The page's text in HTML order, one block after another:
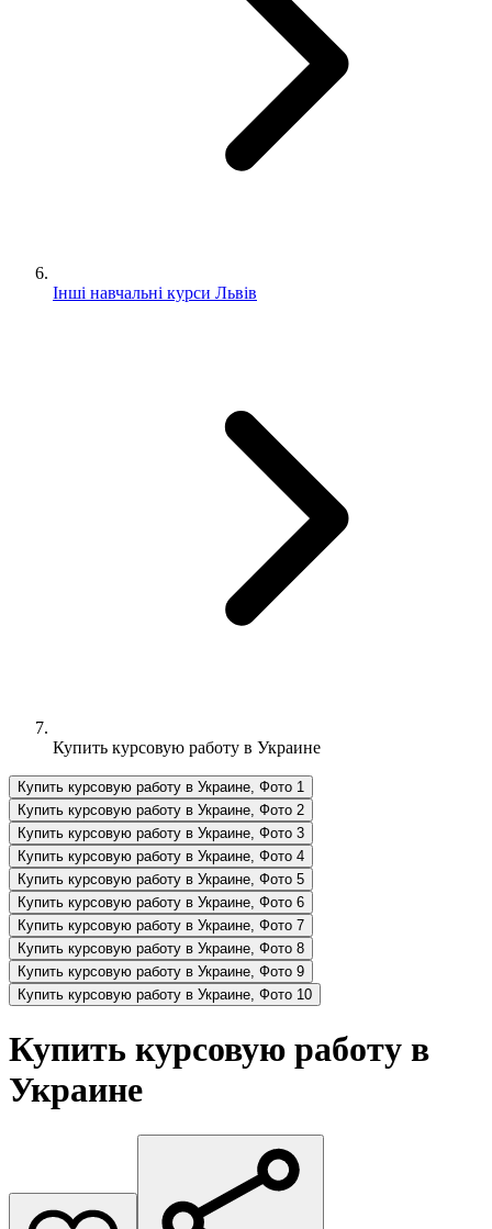
Інші навчальні курси Львiв
Купить курсовую работу в Украине
Купить курсовую работу в Украине, Фото 1
Купить курсовую работу в Украине, Фото 2
Купить курсовую работу в Украине, Фото 3
Купить курсовую работу в Украине, Фото 4
Купить курсовую работу в Украине, Фото 5
Купить курсовую работу в Украине, Фото 6
Купить курсовую работу в Украине, Фото 7
Купить курсовую работу в Украине, Фото 8
Купить курсовую работу в Украине, Фото 9
Купить курсовую работу в Украине, Фото 10
Купить курсовую работу в
Украине